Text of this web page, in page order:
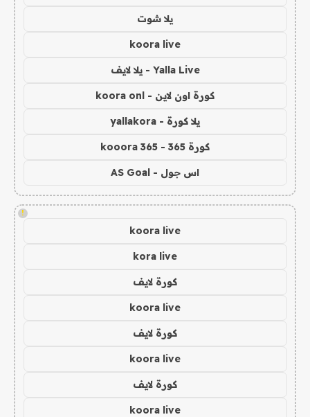
يلا شوت
koora live
Yalla Live - يلا لايف
كورة اون لاين - koora onl
يلا كورة - yallakora
كورة 365 - kooora 365
اس جول - AS Goal
!
koora live
kora live
كورة لايف
koora live
كورة لايف
koora live
كورة لايف
koora live